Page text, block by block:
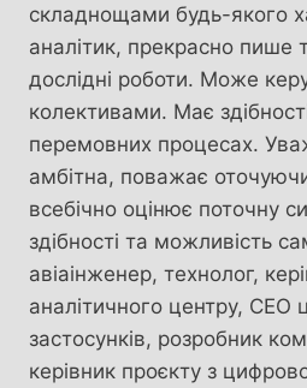
складнощами будь-якого
аналітик, прекрасно пише
дослідні роботи. Може
колективами. Має
перемовних процесах.
амбітна, поважає
всебічно оцінює поточну
здібності та можливість
авіаінженер, технолог,
аналітичного центру, СЕО
застосунків, розробник
керівник проєкту з